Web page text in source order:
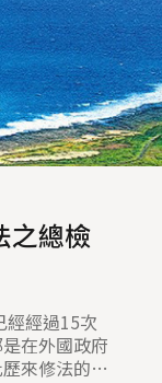
之總檢
經經過15次
在外國政府
來修法的內